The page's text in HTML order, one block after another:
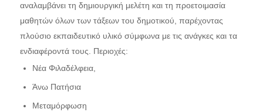
αναλαμβάνει τη δημιουργική μελέτη και τη προετοιμασία
μαθητών όλων των τάξεων του δημοτικού, παρέχοντας
πλούσιο εκπαιδευτικό υλικό σύμφωνα με τις ανάγκες και τα
ενδιαφέροντά τους. Περιοχές:
Νέα Φιλαδέλφεια,
Άνω Πατήσια
Μεταμόρφωση